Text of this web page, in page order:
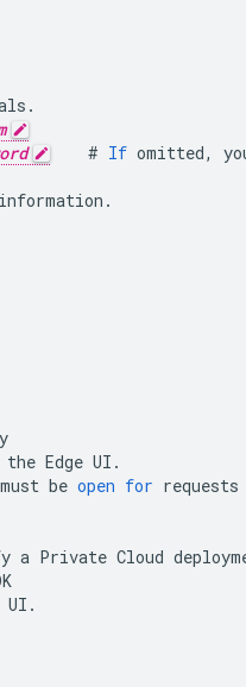
.
# If omitted,
information .
y
the Edge UI .
must be open for requests
a Private Cloud
UI .